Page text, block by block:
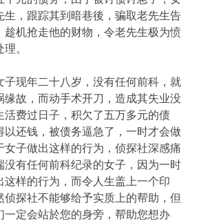
生，跟踪其到暗巷後，骗取老先生告
趁机抢走他的财物，令老先生极为愤
。
子现年二十八岁，没有任何前科，就
缘故，而动手术开刀，造成其失业没
活费过日子，积欠了五万多元的债
以还钱，被债务逼急了，一时才会做
女子做出这样的行为，侦探社深感痛
没有任何前科纪录的女子，因为一时
这样的行为，而令人生盖上一个印
侦探社不能够给予实质上的帮助，但
一定会站於您的身旁，帮助您想办